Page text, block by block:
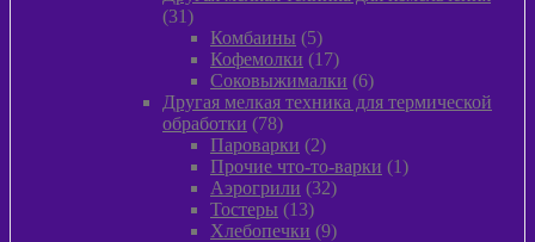
3131
товарКомбаины 55
товаров
Кофемолки 1717
товаров
Соковыжималки 66
товаров
Другая мелкая техника для термической
обработки
7878
товаров
Пароварки 22
товара
Прочие что-то-варки 11
Аэрогрили 3232
Тостеры 1313
товаров
Хлебопечки 99